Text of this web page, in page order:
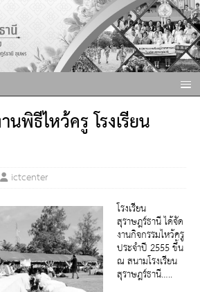
พิธีไหว้ครู โรงเรียน
ictcenter
โรงเรียน
สุราษฎร์ธานี ได้จัด
งานกิจกรรมไหว้ครู
ประจำปี 2555 ขึ้น
ณ สนามโรงเรียน
สุราษฎร์ธานี…..